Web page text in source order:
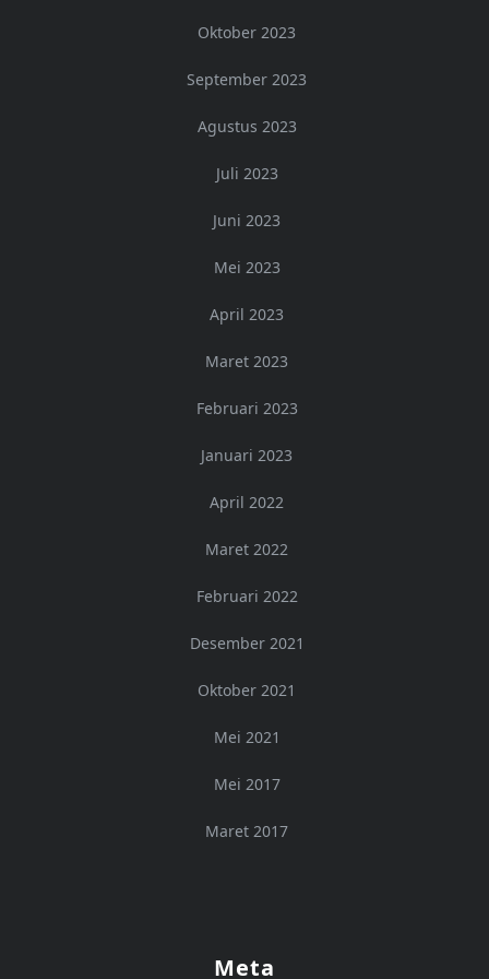
Oktober 2023
September 2023
Agustus 2023
Juli 2023
Juni 2023
Mei 2023
April 2023
Maret 2023
Februari 2023
Januari 2023
April 2022
Maret 2022
Februari 2022
Desember 2021
Oktober 2021
Mei 2021
Mei 2017
Maret 2017
Meta